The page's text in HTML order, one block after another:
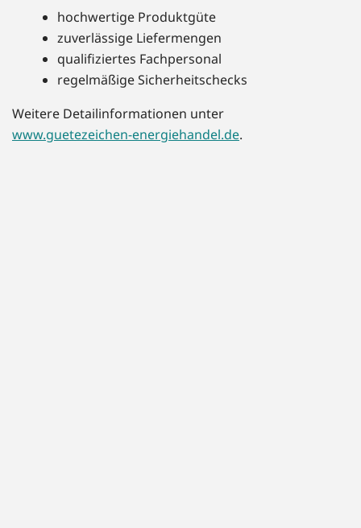
hochwertige Produktgüte
zuverlässige Liefermengen
qualifiziertes Fachpersonal
regelmäßige Sicherheitschecks
Weitere Detailinformationen unter
www.guetezeichen-energiehandel.de.